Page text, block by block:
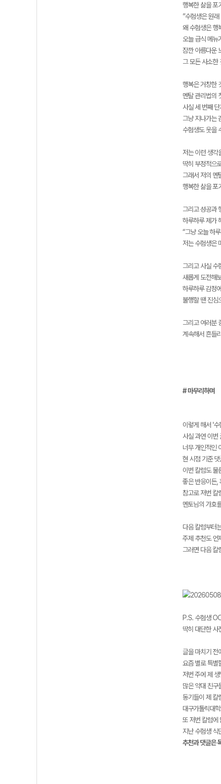
행복한 삶을 포
”수험생은 원
왜 수험생은 행
오늘 급식 메뉴
잠깐 아름다운
그 모든 사소한
행복은 거창한
멘탈 관리법의
사실 세 번째
그냥 지나가는
수험생도 웃을
저는 이런 생각
딱히 부정적으
그래서 저의 멘
행복한 삶을 포
그리고 성공과
하루하루 제가
“그냥 오늘 하
저는 수험생은
그리고 사실 수
새롭게 도전해
하루하루 감정
불행할 땐 진심
그리고 여러분
계속해서 흔들
# 마무리하며
이렇게 해서 '
사실 과연 이번
너무 개인적인
현 시점 기준
이번 칼럼도 물
좋은 반응이든,
참고로 저번 칼
멘토님의 가호
다음 칼럼부터
주제 추천도 언
그러면 다음 칼
P.S. 수험생
딱히 대단한 사
글을 마치기 전
요즘 별로 특별
저번 주에 제
많은 약대 친구
동기들이 제 칼
대구가톨릭대
또 저번 칼럼에
지난 수험생 식
추천과 댓글은